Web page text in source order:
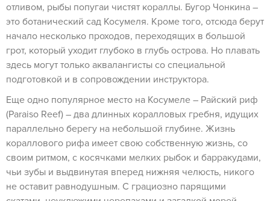
отливом, рыбы попугаи чистят кораллы. Бугор Чонкина –
это ботанический сад Косумеля. Кроме того, отсюда берут
начало несколько проходов, переходящих в большой
грот, который уходит глубоко в глубь острова. Но плавать
здесь могут только аквалангисты со специальной
подготовкой и в сопровождении инструктора.
Еще одно популярное место на Косумеле – Райский риф
(Paraiso Reef) – два длинных коралловых гребня, идущих
параллельно берегу на небольшой глубине. Жизнь
кораллового рифа имеет свою собственную жизнь, со
своим ритмом, с косячками мелких рыбок и барракудами,
чьи зубы и выдвинутая вперед нижняя челюсть, никого
не оставит равнодушным. С грациозно парящими